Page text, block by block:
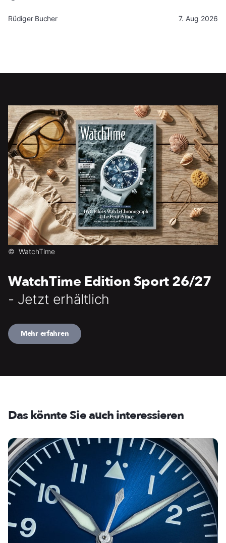
Rüdiger Bucher 7. Aug 2026
© WatchTime
WatchTime Edition Sport 26/27
- Jetzt erhältlich
Mehr erfahren
Das könnte Sie auch interessieren